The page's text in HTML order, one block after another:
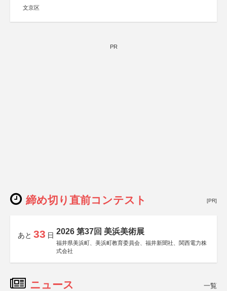
文京区
PR
締め切り直前コンテスト [PR]
あと 33 日 2026 第37回 美浜美術展
福井県美浜町、美浜町教育委員会、福井新聞社、関西電力株
式会社
ニュース 一覧